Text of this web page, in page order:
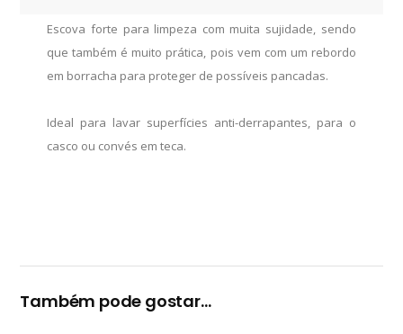
Escova forte para limpeza com muita sujidade, sendo
que também é muito prática, pois vem com um rebordo
em borracha para proteger de possíveis pancadas.
Ideal para lavar superfícies anti-derrapantes, para o
casco ou convés em teca.
Também pode gostar…